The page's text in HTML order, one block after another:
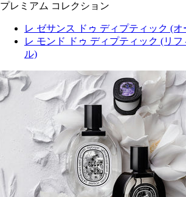
プレミアム コレクション
レ ゼサンス ドゥ ディプティック (
レ モンド ドゥ ディプティック (リ
ル)